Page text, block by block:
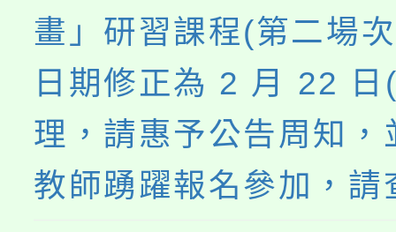
畫」研習課程(第二場
日期修正為 2 月 22 日
理，請惠予公告周知，
教師踴躍報名參加，請